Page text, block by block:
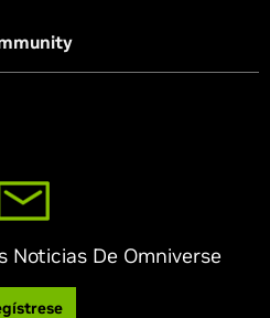
Noticias De Omniverse